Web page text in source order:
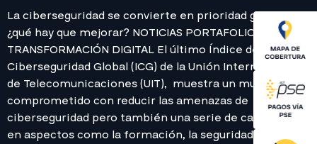
La ciberseguridad se convierte en prioridad global:
¿qué hay que mejorar? NOTICIAS PORTAFOLIO
TRANSFORMACIÓN DIGITAL El último Índice de
Ciberseguridad Global (ICG) de la Unión Internacional
de Telecomunicaciones (UIT), muestra un mundo más
comprometido con reducir las amenazas de
ciberseguridad pero también una serie de carencias
en aspectos como la formación, la seguridad de la […]